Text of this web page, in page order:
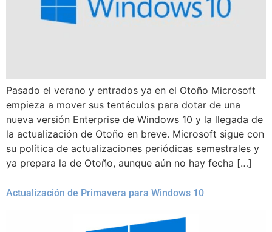
Pasado el verano y entrados ya en el Otoño Microsoft
empieza a mover sus tentáculos para dotar de una
nueva versión Enterprise de Windows 10 y la llegada de
la actualización de Otoño en breve. Microsoft sigue con
su política de actualizaciones periódicas semestrales y
ya prepara la de Otoño, aunque aún no hay fecha […]
Actualización de Primavera para Windows 10